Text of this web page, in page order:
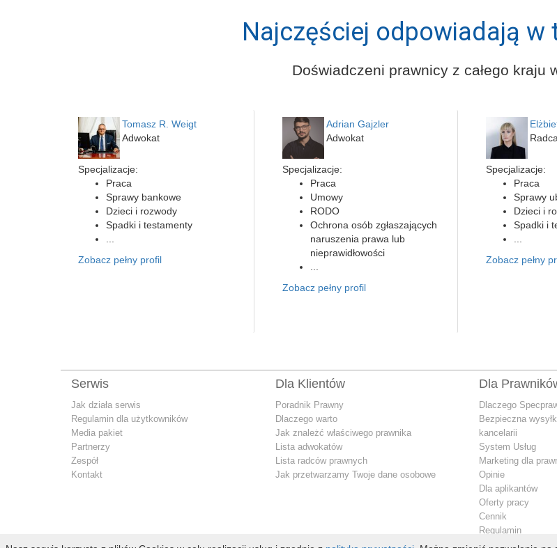
Najczęściej odpowiadają w
Doświadczeni prawnicy z całego kraju
Tomasz R. Weigt
Adwokat
Specjalizacje:
Praca
Sprawy bankowe
Dzieci i rozwody
Spadki i testamenty
Zobacz pełny profil
Adrian Gajzler
Adwokat
Specjalizacje:
Praca
Umowy
RODO
Ochrona osób zgłaszających
naruszenia prawa lub
nieprawidłowości
Zobacz pełny profil
Specjalizacje:
Praca
Sprawy
Dzieci i
Spadki i
Zobacz pełny
Serwis
Jak działa serwis
Regulamin dla użytkowników
Media pakiet
Partnerzy
Zespół
Kontakt
Dla Klientów
Poradnik Prawny
Dlaczego warto
Jak znależć właściwego prawnika
Lista adwokatów
Lista radców prawnych
Jak przetwarzamy Twoje dane osobowe
Dla
Dlaczego
Bezpieczna
kancelarii
System Usług
Marketing dla
Opinie
Dla aplikantów
Oferty pracy
Cennik
Regulamin
Jak przetwarzamy